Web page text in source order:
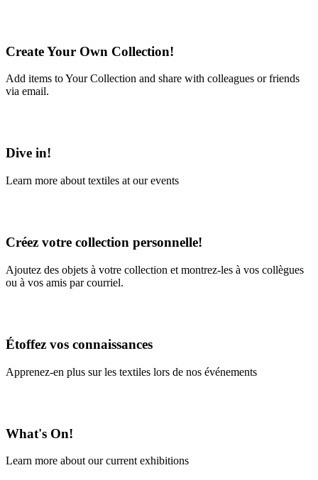
Create Your Own Collection!
Add items to Your Collection and share with colleagues or friends
via email.
Dive in!
Learn more about textiles at our events
Créez votre collection personnelle!
Ajoutez des objets à votre collection et montrez-les à vos collègues
ou à vos amis par courriel.
Étoffez vos connaissances
Apprenez-en plus sur les textiles lors de nos événements
What's On!
Learn more about our current exhibitions